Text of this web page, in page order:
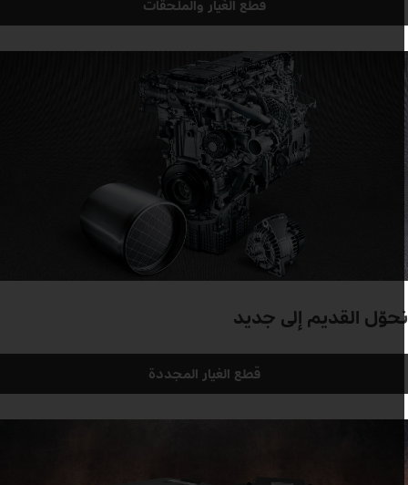
القديم إلى جديد
قطع الغيار المجددة